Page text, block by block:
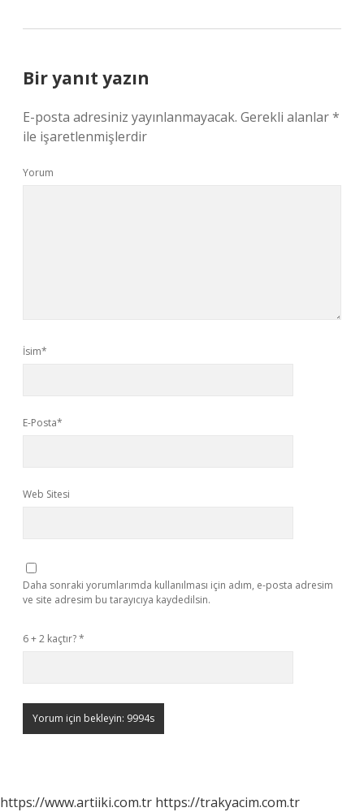
Bir yanıt yazın
E-posta adresiniz yayınlanmayacak. Gerekli alanlar*
ile işaretlenmişlerdir
Yorum
İsim*
E-Posta*
Web Sitesi
Daha sonraki yorumlarımda kullanılması için adım, e-posta adresim
ve site adresim bu tarayıcıya kaydedilsin.
6 + 2 kaçtır?*
https://www.artiiki.com.tr https://trakyacim.com.tr